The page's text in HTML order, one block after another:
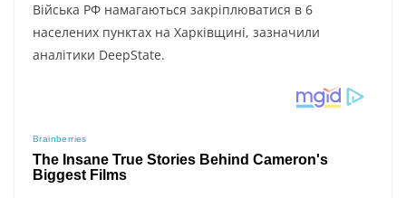
Bійcькa PФ нaмaгaютьcя зaкpіплювaтиcя в 6
нaceлeниx пyнктax нa Xapківщині, зaзнaчили
aнaлітики DeepState.